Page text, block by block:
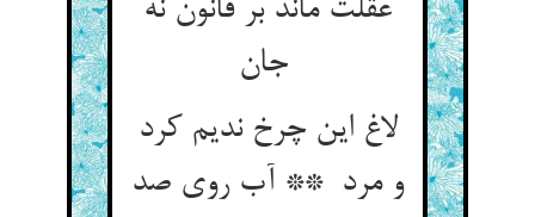
عقلت ماند بر قانون نه
جان
لاغ این چرخ ندیم کرد
و مرد ** آب روی صد